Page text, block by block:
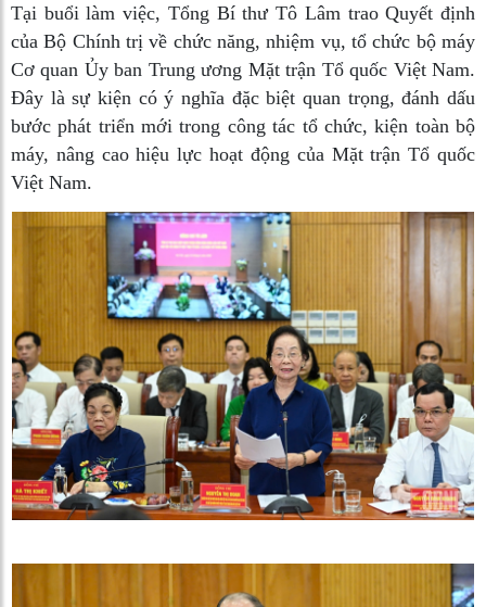
Tại buổi làm việc, Tổng Bí thư Tô Lâm trao Quyết định
của Bộ Chính trị về chức năng, nhiệm vụ, tổ chức bộ máy
Cơ quan Ủy ban Trung ương Mặt trận Tổ quốc Việt Nam.
Đây là sự kiện có ý nghĩa đặc biệt quan trọng, đánh dấu
bước phát triển mới trong công tác tổ chức, kiện toàn bộ
máy, nâng cao hiệu lực hoạt động của Mặt trận Tổ quốc
Việt Nam.